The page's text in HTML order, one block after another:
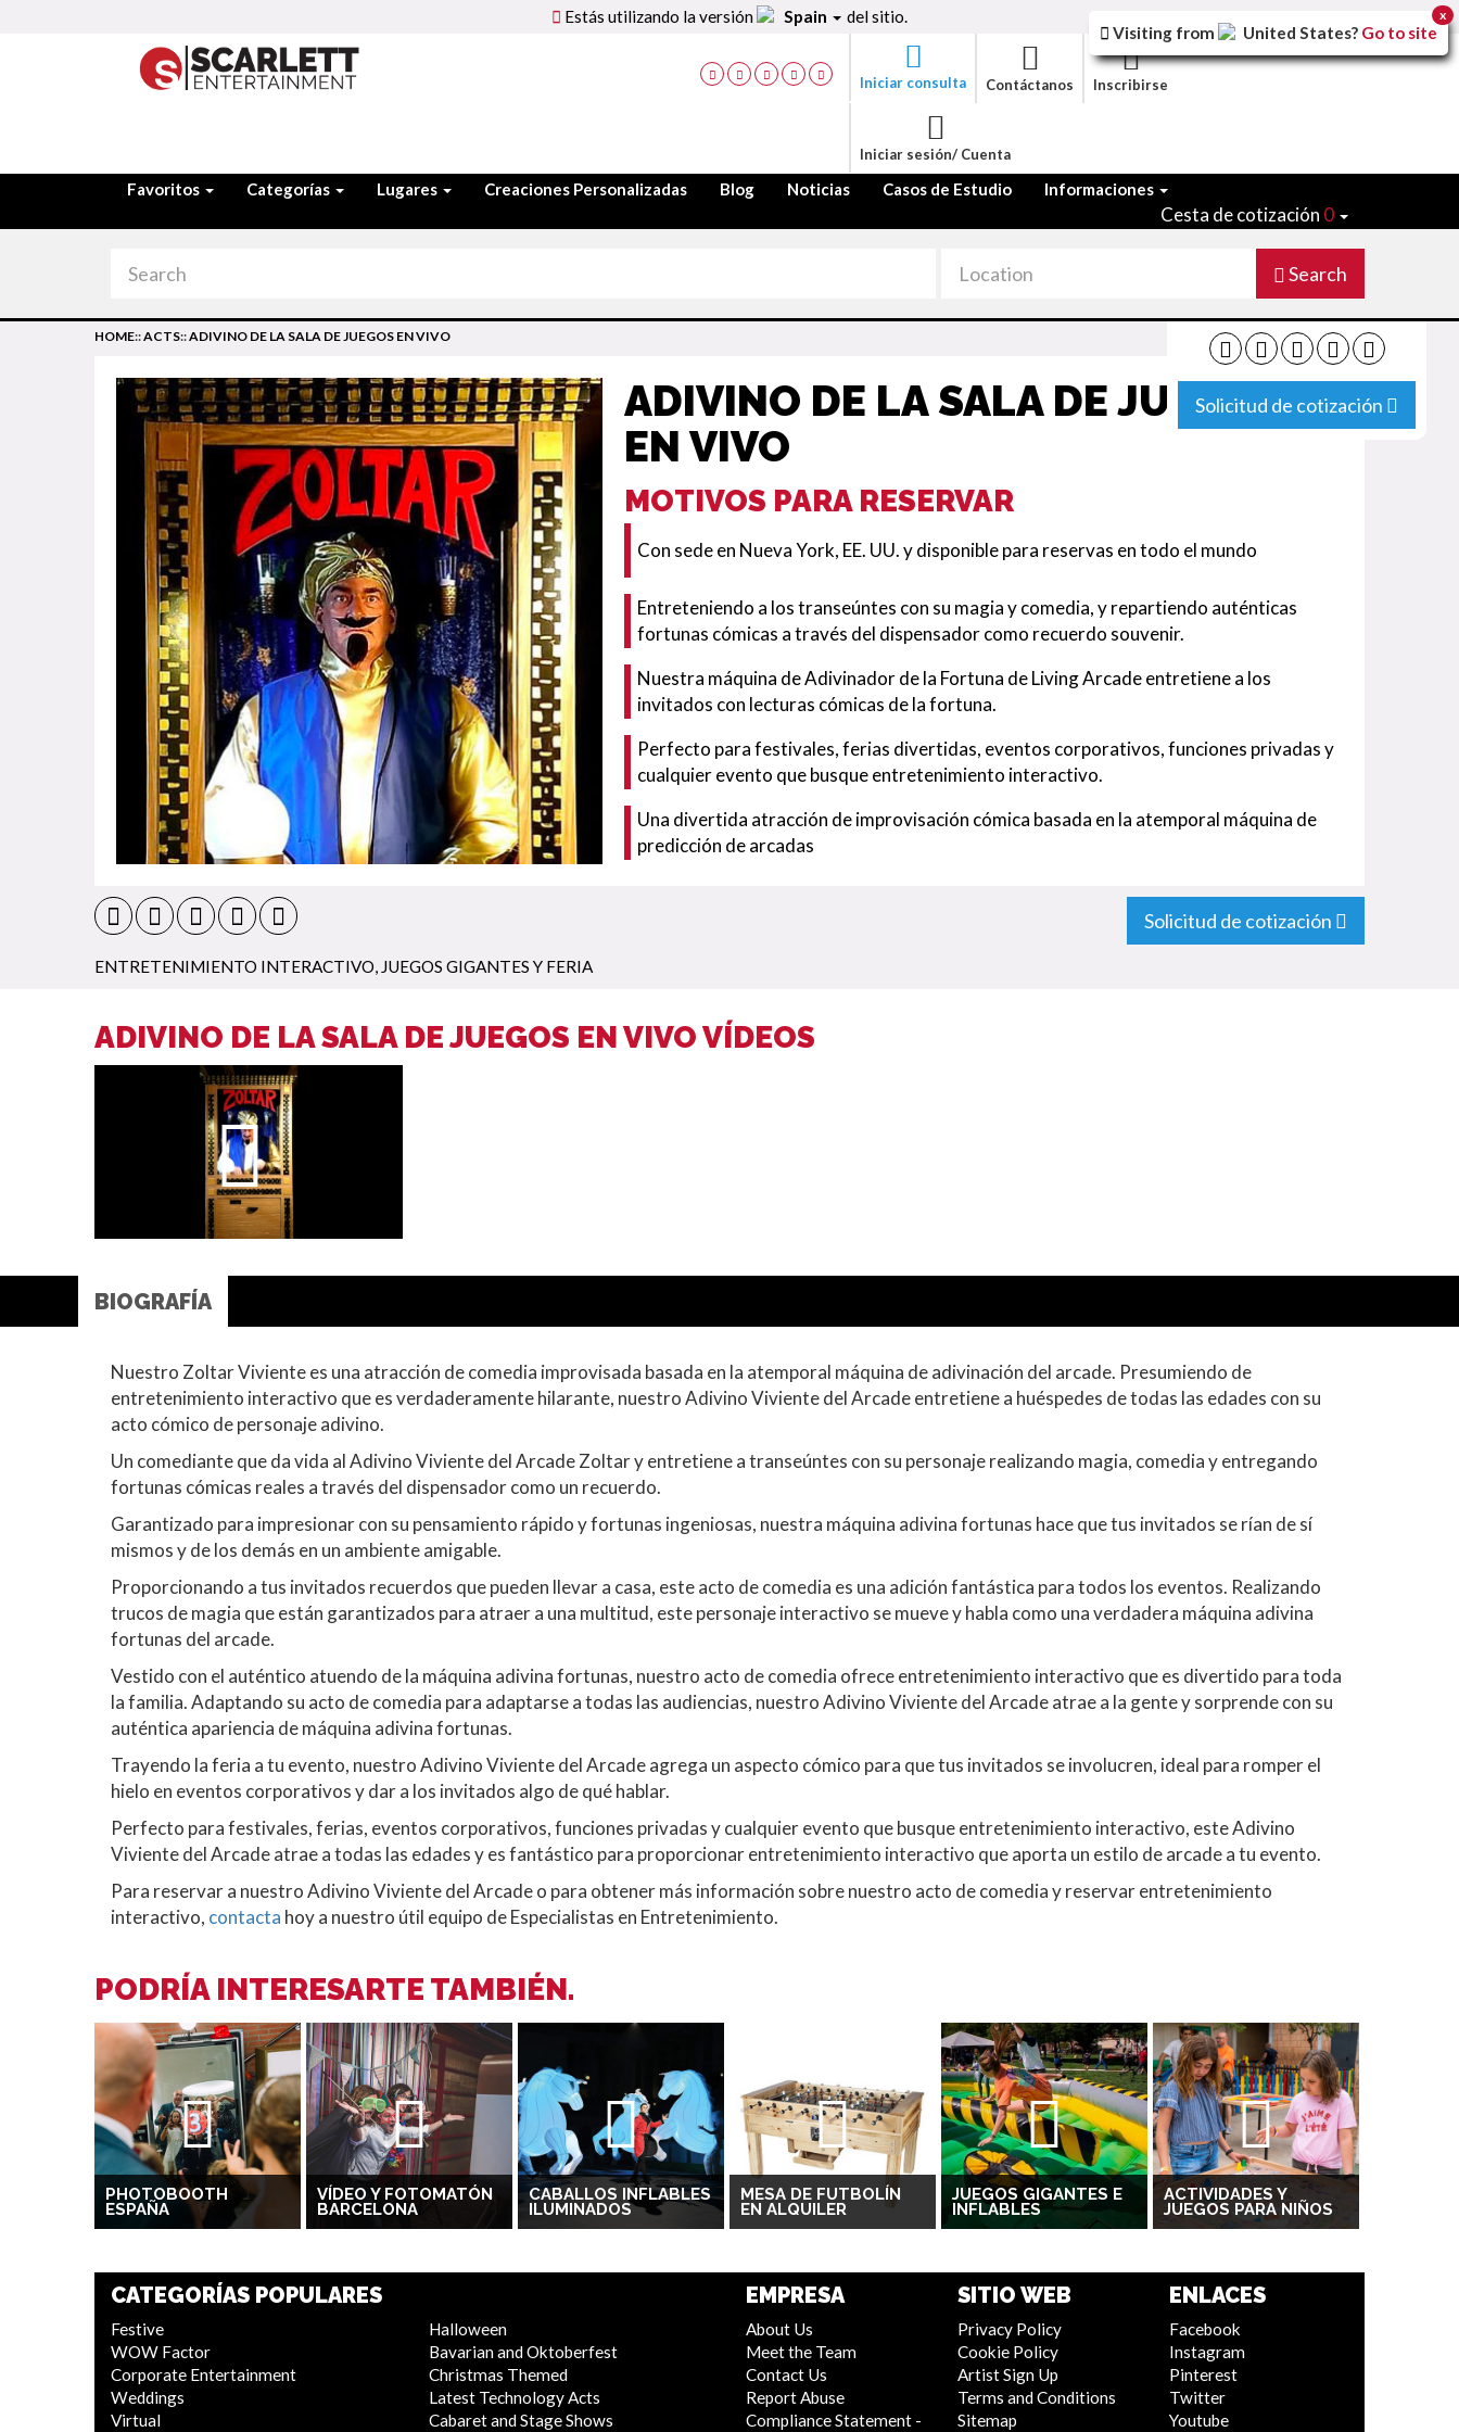
Estás utilizando la versión Spain del sitio.
Iniciar consulta Contáctanos Inscribirse
Iniciar sesión/ Cuenta
Favoritos Categorías Lugares Creaciones Personalizadas Blog Noticias Casos de Estudio Informaciones
Cesta de cotización 0
Search
Solicitud de cotización
HOME::ACTS::ADIVINO DE LA SALA DE JUEGOS EN VIVO
ADIVINO DE LA SALA DE JUEGOS
EN VIVO
MOTIVOS PARA RESERVAR
Con sede en Nueva York, EE. UU. y disponible para reservas en todo el mundo
Entreteniendo a los transeúntes con su magia y comedia, y repartiendo auténticas
fortunas cómicas a través del dispensador como recuerdo souvenir.
Nuestra máquina de Adivinador de la Fortuna de Living Arcade entretiene a los
invitados con lecturas cómicas de la fortuna.
Perfecto para festivales, ferias divertidas, eventos corporativos, funciones privadas y
cualquier evento que busque entretenimiento interactivo.
Una divertida atracción de improvisación cómica basada en la atemporal máquina de
predicción de arcadas
Solicitud de cotización
ENTRETENIMIENTO INTERACTIVO JUEGOS GIGANTES Y FERIA
ADIVINO DE LA SALA DE JUEGOS EN VIVO VÍDEOS
BIOGRAFÍA
Nuestro Zoltar Viviente es una atracción de comedia improvisada basada en la atemporal máquina de adivinación del arcade. Presumiendo de
entretenimiento interactivo que es verdaderamente hilarante, nuestro Adivino Viviente del Arcade entretiene a huéspedes de todas las edades con su
acto cómico de personaje adivino.
Un comediante que da vida al Adivino Viviente del Arcade Zoltar y entretiene a transeúntes con su personaje realizando magia, comedia y entregando
fortunas cómicas reales a través del dispensador como un recuerdo.
Garantizado para impresionar con su pensamiento rápido y fortunas ingeniosas, nuestra máquina adivina fortunas hace que tus invitados se rían de sí
mismos y de los demás en un ambiente amigable.
Proporcionando a tus invitados recuerdos que pueden llevar a casa, este acto de comedia es una adición fantástica para todos los eventos. Realizando
trucos de magia que están garantizados para atraer a una multitud, este personaje interactivo se mueve y habla como una verdadera máquina adivina
fortunas del arcade.
Vestido con el auténtico atuendo de la máquina adivina fortunas, nuestro acto de comedia ofrece entretenimiento interactivo que es divertido para toda
la familia. Adaptando su acto de comedia para adaptarse a todas las audiencias, nuestro Adivino Viviente del Arcade atrae a la gente y sorprende con su
auténtica apariencia de máquina adivina fortunas.
Trayendo la feria a tu evento, nuestro Adivino Viviente del Arcade agrega un aspecto cómico para que tus invitados se involucren, ideal para romper el
hielo en eventos corporativos y dar a los invitados algo de qué hablar.
Perfecto para festivales, ferias, eventos corporativos, funciones privadas y cualquier evento que busque entretenimiento interactivo, este Adivino
Viviente del Arcade atrae a todas las edades y es fantástico para proporcionar entretenimiento interactivo que aporta un estilo de arcade a tu evento.
Para reservar a nuestro Adivino Viviente del Arcade o para obtener más información sobre nuestro acto de comedia y reservar entretenimiento
interactivo, contacta hoy a nuestro útil equipo de Especialistas en Entretenimiento.
PODRÍA INTERESARTE TAMBIÉN.
PHOTOBOOTH
ESPAÑA
VÍDEO Y FOTOMATÓN
BARCELONA
CABALLOS INFLABLES
ILUMINADOS
MESA DE FUTBOLÍN
EN ALQUILER
JUEGOS GIGANTES E
INFLABLES
ACTIVIDADES Y
JUEGOS PARA NIÑOS
CATEGORÍAS POPULARES
Festive
WOW Factor
Corporate Entertainment
Weddings
Virtual
Halloween
Bavarian and Oktoberfest
Christmas Themed
Latest Technology Acts
Cabaret and Stage Shows
EMPRESA
About Us
Meet the Team
Contact Us
Report Abuse
Compliance Statement -
SITIO WEB
Privacy Policy
Cookie Policy
Artist Sign Up
Terms and Conditions
Sitemap
ENLACES
Facebook
Instagram
Pinterest
Twitter
Youtube
Visiting from United States? Go to site
x